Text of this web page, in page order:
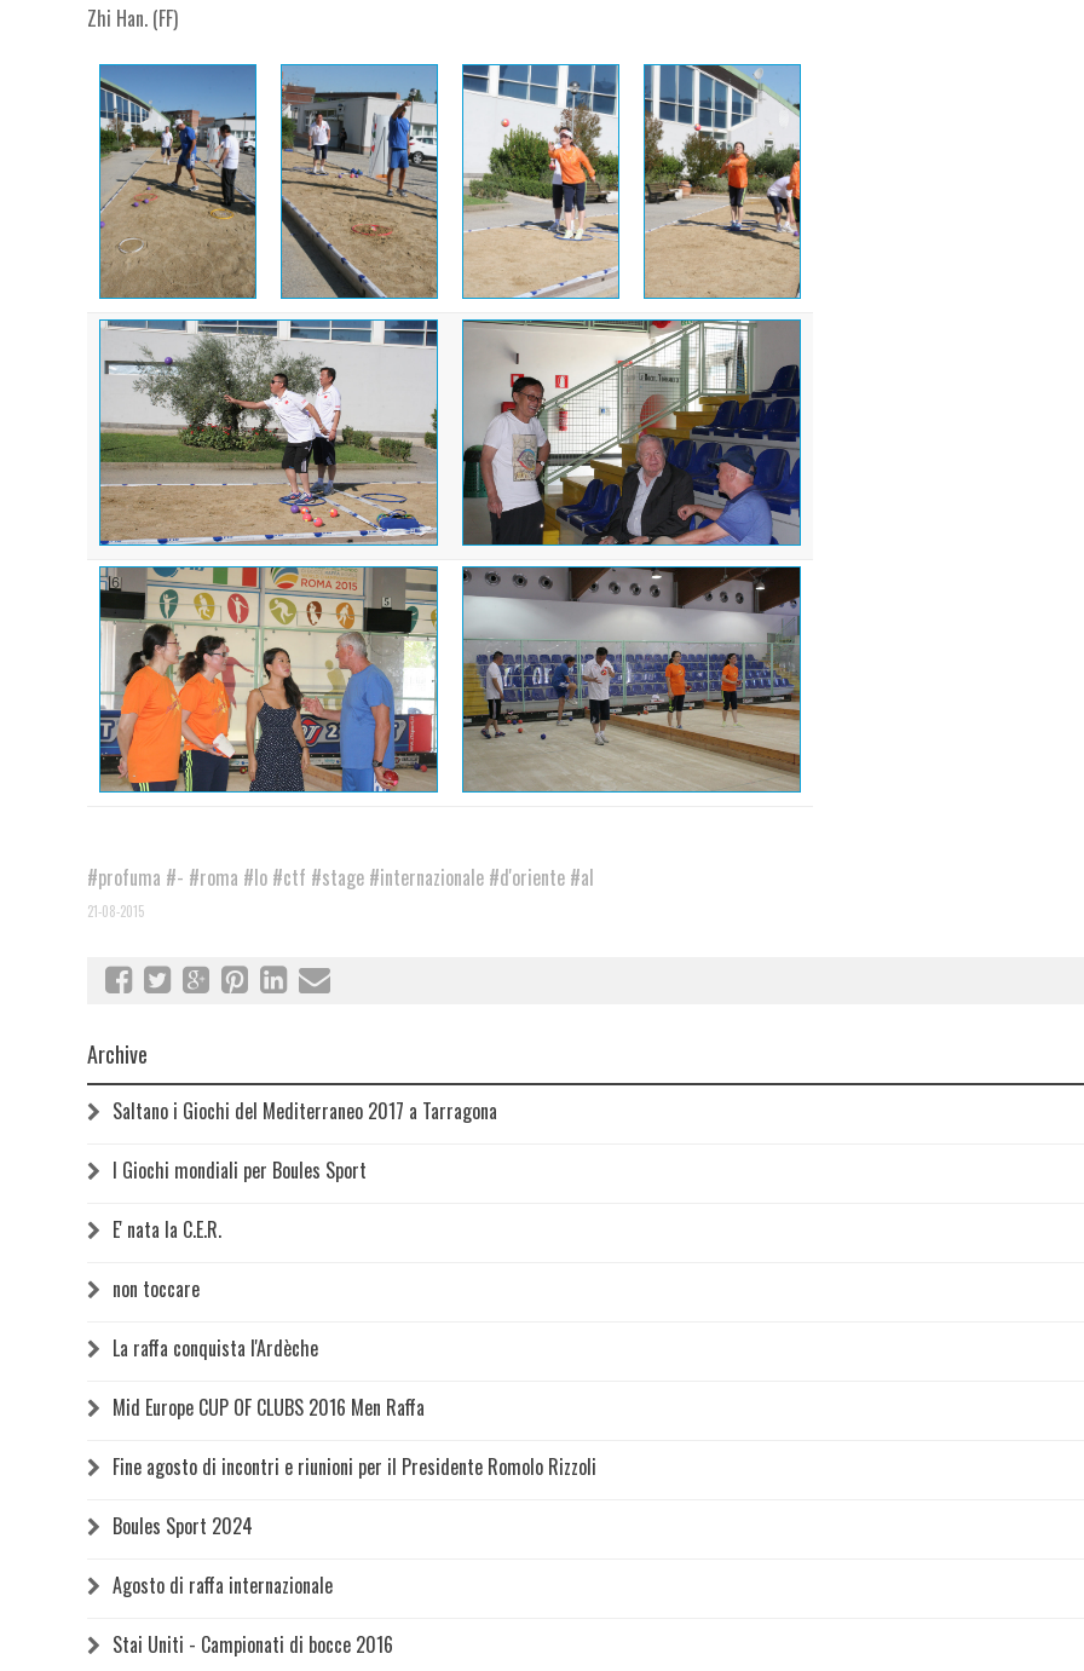
Zhi Han. (FF)
#profuma #- #roma #lo #ctf #stage #internazionale #d'oriente #al
21-08-2015
Archive
Saltano i Giochi del Mediterraneo 2017 a Tarragona
I Giochi mondiali per Boules Sport
E' nata la C.E.R.
non toccare
La raffa conquista l'Ardèche
Mid Europe CUP OF CLUBS 2016 Men Raffa
Fine agosto di incontri e riunioni per il Presidente Romolo Rizzoli
Boules Sport 2024
Agosto di raffa internazionale
Stai Uniti - Campionati di bocce 2016